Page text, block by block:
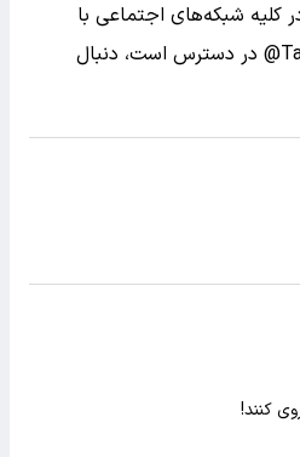
شبکه‌های اجتماعی با
نشانی مشترک Tamin_Media@ در دسترس است، دنبال
کنند!